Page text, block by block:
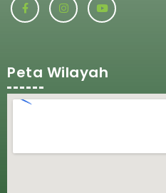
Peta Wilayah